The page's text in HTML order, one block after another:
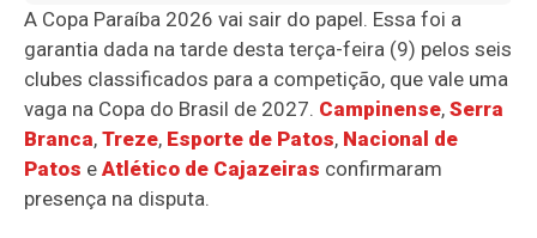
A Copa Paraíba 2026 vai sair do papel. Essa foi a
garantia dada na tarde desta terça-feira (9) pelos seis
clubes classificados para a competição, que vale uma
vaga na Copa do Brasil de 2027. Campinense,Serra
Branca,Treze, Esporte de Patos, Nacional de
Patos eAtlético de Cajazeiras confirmaram
presença na disputa.